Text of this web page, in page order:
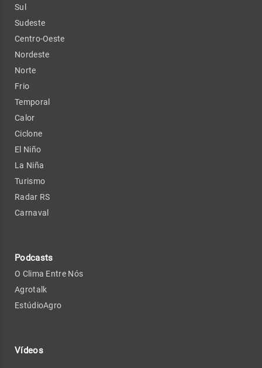
Sul
Sudeste
Centro-Oeste
Nordeste
Norte
Frio
Temporal
Calor
Ciclone
El Niño
La Niña
Turismo
Radar RS
Carnaval
Podcasts
O Clima Entre Nós
Agrotalk
EstúdioAgro
Vídeos